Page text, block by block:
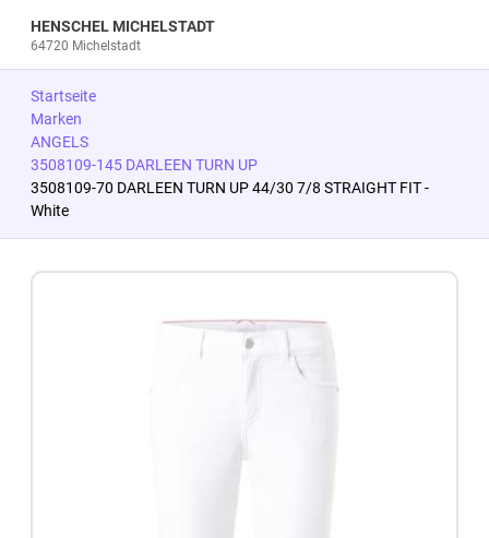
HENSCHEL MICHELSTADT
64720 Michelstadt
Startseite
Marken
ANGELS
3508109-145 DARLEEN TURN UP
3508109-70 DARLEEN TURN UP 44/30 7/8 STRAIGHT FIT -
White